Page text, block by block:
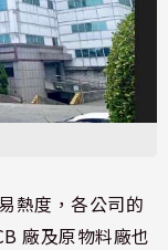
熱度，各公司的
廠及原物料廠也